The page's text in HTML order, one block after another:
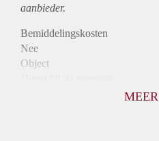
aanbieder.
Bemiddelingskosten
Nee
Object
MEER